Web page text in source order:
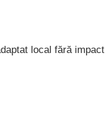
local fără impact